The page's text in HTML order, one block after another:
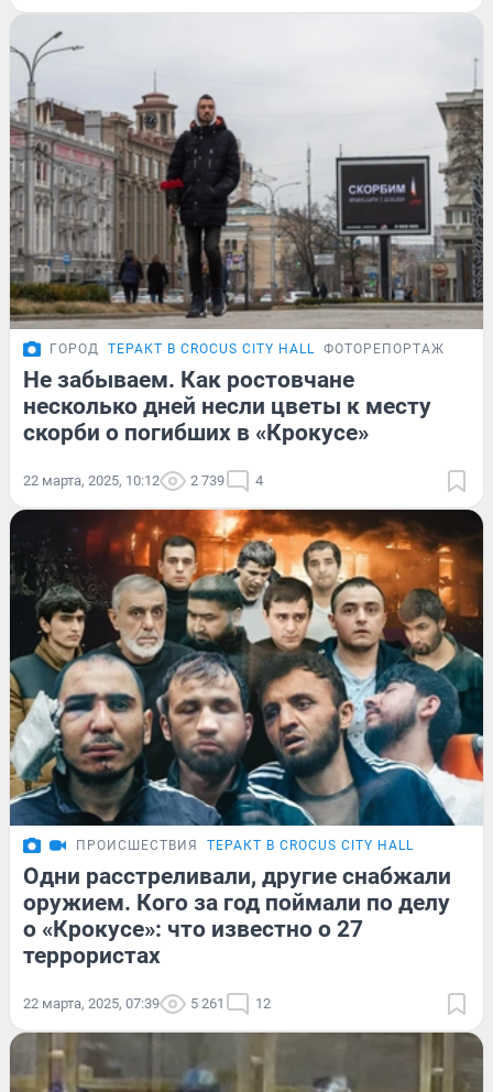
ГОРОД ТЕРАКТ В CROCUS CITY HALL ФОТОРЕПОРТАЖ
Не забываем. Как ростовчане
несколько дней несли цветы к месту
скорби о погибших в «Крокусе»
22 марта, 2025, 10:12 2 739 4
ПРОИСШЕСТВИЯ ТЕРАКТ В CROCUS CITY HALL
Одни расстреливали, другие снабжали
оружием. Кого за год поймали по делу
о «Крокусе»: что известно о 27
террористах
22 марта, 2025, 07:39 5 261 12